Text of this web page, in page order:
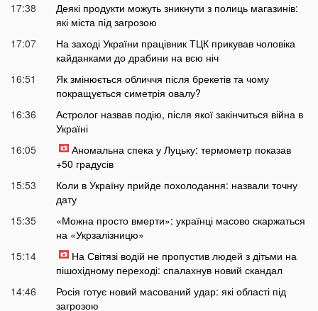
17:38
Деякі продукти можуть зникнути з полиць магазинів:
які міста під загрозою
17:07
На заході України працівник ТЦК прикував чоловіка
кайданками до драбини на всю ніч
16:51
Як змінюється обличчя після брекетів та чому
покращується симетрія овалу?
16:36
Астролог назвав подію, після якої закінчиться війна в
Україні
16:05
Аномальна спека у Луцьку: термометр показав
+50 градусів
15:53
Коли в Україну прийде похолодання: назвали точну
дату
15:35
«Можна просто вмерти»: українці масово скаржаться
на «Укрзалізницю»
15:14
На Світязі водій не пропустив людей з дітьми на
пішохідному переході: спалахнув новий скандал
14:46
Росія готує новий масований удар: які області під
загрозою